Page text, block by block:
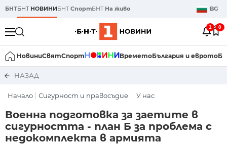
БНТБНТ НОВИНИБНТСпортБНТ На живо BG
1 0
НовиниСвятСпорт ВреметоБългария и еврото
НАЗАД
Начало Сигурност и правосъдие У нас
Военна подготовка за заетите в
сигурността - план Б за проблема с
недокомплекта в армията